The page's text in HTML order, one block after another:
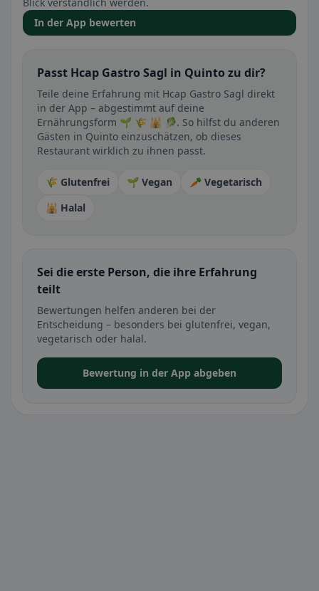
In der App bewerten
Passt Hcap Gastro Sagl in Quinto zu dir?
Teile deine Erfahrung mit Hcap Gastro Sagl direkt
in der App – abgestimmt auf deine
Ernährungsform 🌱 🌾 🕌 🥬. So hilfst du anderen
Gästen in Quinto einzuschätzen, ob dieses
Restaurant wirklich zu ihnen passt.
🌾 Glutenfrei 🌱 Vegan
🥕 Vegetarisch
🕌 Halal
Sei die erste Person, die ihre Erfahrung
teilt
Bewertungen helfen anderen bei der
Entscheidung – besonders bei glutenfrei, vegan,
vegetarisch oder halal.
Bewertung in der App abgeben